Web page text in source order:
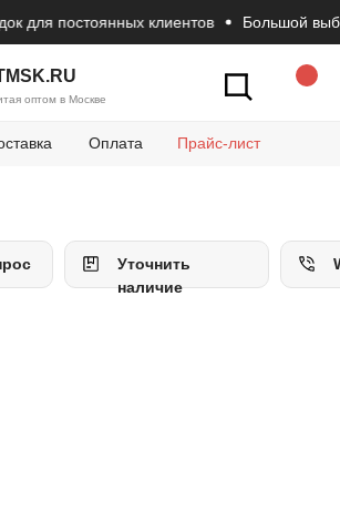
для постоянных клиентов Большой выбор
оптом в Москве
Оплата
Как сделать
Прайс-лист
Уточнить
наличие